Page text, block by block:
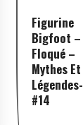
Figurine
Bigfoot –
Floqué –
Mythes Et
Légendes-
#14